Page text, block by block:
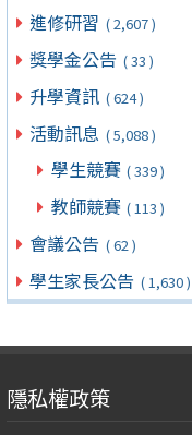
進修研習 ( 2,607 )
獎學金公告 ( 33 )
升學資訊 ( 624 )
活動訊息 ( 5,088 )
學生競賽 ( 339 )
教師競賽 ( 113 )
會議公告 ( 62 )
學生家長公告 ( 1,630 )
隱私權政策